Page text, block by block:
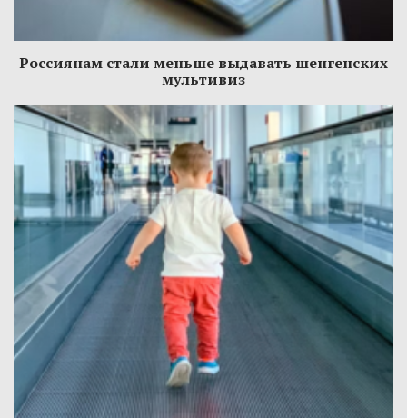
Россиянам стали меньше выдавать шенгенских
мультивиз